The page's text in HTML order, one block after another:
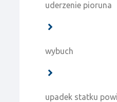
uderzenie pioruna
wybuch
upadek statku